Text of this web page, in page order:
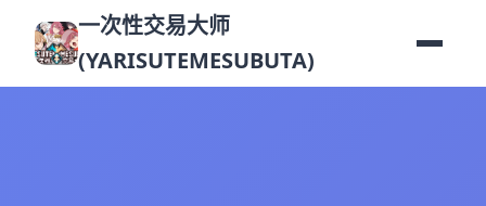
一次性交易大师
(YARISUTEMESUBUTA)